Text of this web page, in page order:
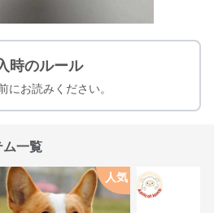
時のルール
にお読みください。
ム一覧
人気